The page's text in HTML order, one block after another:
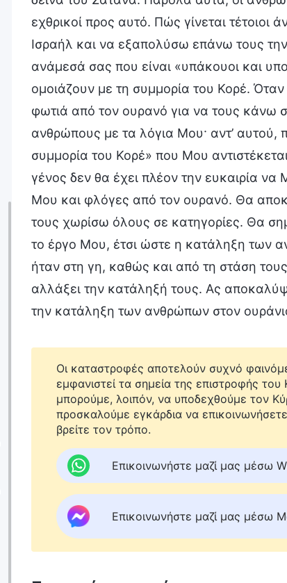
εχθρικοί προς αυτό. Πώς γίνεται
Ισραήλ και να εξαπολύσω επάνω τους
ανάμεσά σας που είναι «υπάκουοι και
ομοιάζουν με τη συμμορία του Κορέ.
φωτιά από τον ουρανό για να τους κάνω
ανθρώπους με τα λόγια Μου· αντ’
συμμορία του Κορέ» που Μου
γένος δεν θα έχει πλέον την ευκαιρία
Μου και φλόγες από τον ουρανό. Θα
τους χωρίσω όλους σε κατηγορίες. Θα
το έργο Μου, έτσι ώστε η κατάληξη των
ήταν στη γη, καθώς και από τη στάση
αλλάξει την κατάληξή τους. Ας
την κατάληξη των ανθρώπων στον
Οι καταστροφές αποτελούν συχνό
εμφανιστεί τα σημεία της επιστροφής
μπορούμε, λοιπόν, να υποδεχθούμε τον
προσκαλούμε εγκάρδια να
βρείτε τον τρόπο.
Επικοινωνήστε μαζί μας μέσω
Επικοινωνήστε μαζί μας μέσω